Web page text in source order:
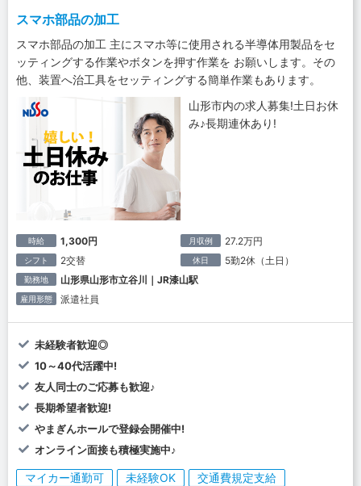
スマホ部品の加工
スマホ部品の加工 主にスマホ等に使用される半導体用製品をセ
ッティングする作業やボタンを押す作業を お願いします。その
他、装置へ治工具をセッティングする簡単作業もあります。
山形市内の求人募集!土日お休
み♪長期連休あり!
時給 1,300円 月収例 27.2万円
シフト 2交替 休日 5勤2休（土日）
勤務地 山形県山形市立谷川｜JR漆山駅
雇用形態 派遣社員
未経験者歓迎◎
10～40代活躍中!
友人同士のご応募も歓迎♪
長期希望者歓迎!
やまぎんホールで登録会開催中!
オンライン面接も積極実施中♪
マイカー通勤可 未経験OK
交通費規定支給